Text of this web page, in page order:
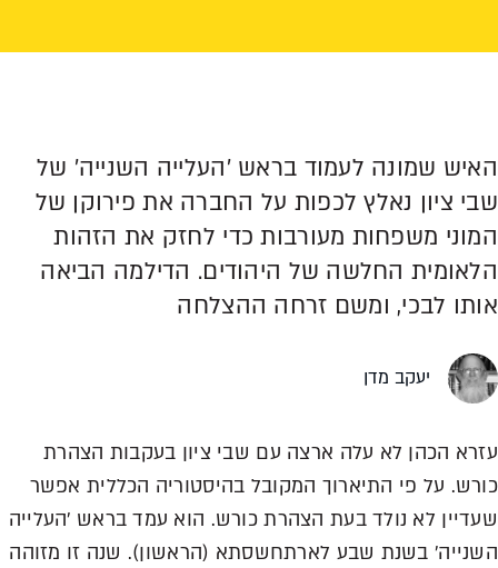
האיש שמונה לעמוד בראש 'העלייה השנייה' של
שבי ציון נאלץ לכפות על החברה את פירוקן של
המוני משפחות מעורבות כדי לחזק את הזהות
הלאומית החלשה של היהודים. הדילמה הביאה
אותו לבכי, ומשם זרחה ההצלחה
יעקב מדן
עזרא הכהן לא עלה ארצה עם שבי ציון בעקבות הצהרת
כורש. על פי התיארוך המקובל בהיסטוריה הכללית אפשר
שעדיין לא נולד בעת הצהרת כורש. הוא עמד בראש 'העלייה
השנייה' בשנת שבע לארתחשסתא (הראשון). שנה זו מזוהה